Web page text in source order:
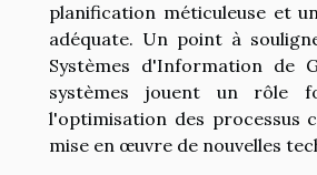
planification méticuleuse et
adéquate. Un point à
Systèmes d'Information de
systèmes jouent un rôle
l'optimisation des processus
mise en œuvre de nouvelles